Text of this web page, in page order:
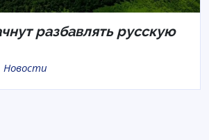
разбавлять русскую
Новости